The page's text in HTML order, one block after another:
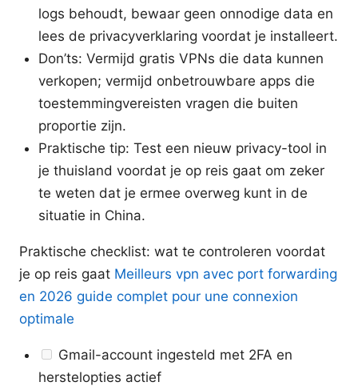
logs behoudt, bewaar geen onnodige data en
lees de privacyverklaring voordat je installeert.
Don’ts: Vermijd gratis VPNs die data kunnen
verkopen; vermijd onbetrouwbare apps die
toestemmingvereisten vragen die buiten
proportie zijn.
Praktische tip: Test een nieuw privacy-tool in
je thuisland voordat je op reis gaat om zeker
te weten dat je ermee overweg kunt in de
situatie in China.
Praktische checklist: wat te controleren voordat
je op reis gaat Meilleurs vpn avec port forwarding
en 2026 guide complet pour une connexion
optimale
Gmail-account ingesteld met 2FA en
herstelopties actief